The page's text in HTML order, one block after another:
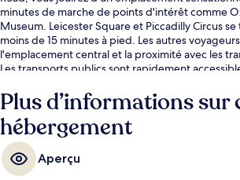
minutes de marche de points d'intérêt comme
Museum. Leicester Square et Piccadilly Circus
moins de 15 minutes à pied. Les autres
l'emplacement central et la proximité avec les
Les transports publics sont rapidement
métro Goodge Street, à 6 min de marche à
Plus d’informations sur
hébergement
Aperçu